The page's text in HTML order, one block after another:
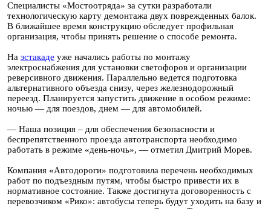
Специалисты «Мостоотряда» за сутки разработали
технологическую карту демонтажа двух поврежденных балок.
В ближайшее время конструкцию обследует профильная
организация, чтобы принять решение о способе ремонта.
На эстакаде уже начались работы по монтажу
электроснабжения для установки светофоров и организации
реверсивного движения. Параллельно ведется подготовка
альтернативного объезда снизу, через железнодорожный
переезд. Планируется запустить движение в особом режиме:
ночью — для поездов, днем — для автомобилей.
— Наша позиция – для обеспечения безопасности и
беспрепятственного проезда автотранспорта необходимо
работать в режиме «день-ночь», — отметил Дмитрий Морев.
Компания «Автодороги» подготовила перечень необходимых
работ по подъездным путям, чтобы быстро привести их в
нормативное состояние. Также достигнута договоренность с
перевозчиком «Рико»: автобусы теперь будут уходить на базу и